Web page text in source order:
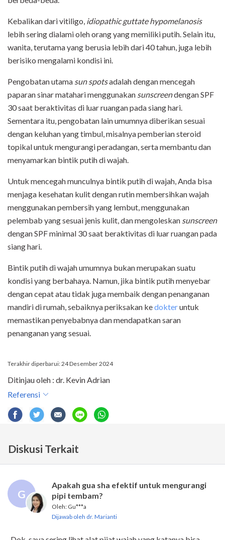
Kebalikan dari vitiligo, idiopathic guttate hypomelanosis
lebih sering dialami oleh orang yang memiliki putih. Selain itu,
wanita, terutama yang berusia lebih dari 40 tahun, juga lebih
berisiko mengalami kondisi ini.
Pengobatan utama sun spotsadalah dengan mencegah
paparan sinar matahari menggunakan sunscreendengan SPF
30 saat beraktivitas di luar ruangan pada siang hari.
Sementara itu, pengobatan lain umumnya diberikan sesuai
dengan keluhan yang timbul, misalnya pemberian steroid
topikal untuk mengurangi peradangan, serta membantu dan
menyamarkan bintik putih di wajah.
Untuk mencegah munculnya bintik putih di wajah, Anda bisa
menjaga kesehatan kulit dengan rutin membersihkan wajah
menggunakan pembersih yang lembut, menggunakan
pelembab yang sesuai jenis kulit, dan mengoleskan sunscreen
dengan SPF minimal 30 saat beraktivitas di luar ruangan pada
siang hari.
Bintik putih di wajah umumnya bukan merupakan suatu
kondisi yang berbahaya. Namun, jika bintik putih menyebar
dengan cepat atau tidak juga membaik dengan penanganan
mandiri di rumah, sebaiknya periksakan kedokteruntuk
memastikan penyebabnya dan mendapatkan saran
penanganan yang sesuai.
Terakhir diperbarui: 24 Desember 2024